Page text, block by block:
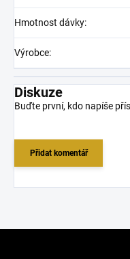
Hmotnost dávky:
Výrobce:
Diskuze
Buďte první, kdo napíše
Přidat komentář